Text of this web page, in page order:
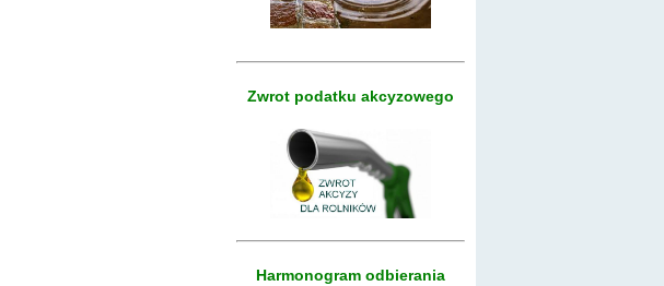
Zwrot podatku akcyzowego
Harmonogram odbierania